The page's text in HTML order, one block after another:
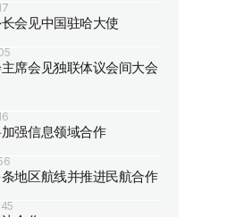
会见中国驻哈大使
席会见独联体议会间大会
强信息领域合作
地区航线并推进民航合作